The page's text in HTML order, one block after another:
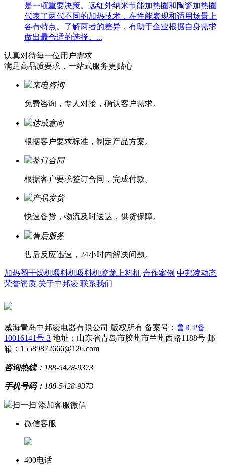
是一项重要决策。远红外纳米节能加热圈和陶瓷加热圈
代表了两代不同的加热技术，在性能表现和适用场景上
各有特点。了解两者的差异，有助于企业根据自身需求
做出最合适的选择。...
认真对待每一位用户需求
满足高品质要求，一站式服务更贴心
来电咨询
免费咨询，专人对接，确认客户需求。
达成意向
根据客户要求标准，制定产品方案。
签订合同
根据客户要求签订合同，完成付款。
产品发货
快速备货，物流及时送达，供货保障。
售后服务
售后反应迅速，24小时内解决问题。
加热圈干燥机喂料机吸料机蛟龙上料机 合作案例 中邦凌动态
荣誉资质 关于中邦凌 联系我们
威海青岛中邦凌电器有限公司 版权所有 备案号： 鲁ICP备
10016141号-3 地址：山东省青岛市胶州市兰州西路1188号 邮
箱：15589872666@126.com
咨询热线： 188-5428-9373
手机号码： 188-5428-9373
扫一扫 添加客服微信
微信客服
400电话